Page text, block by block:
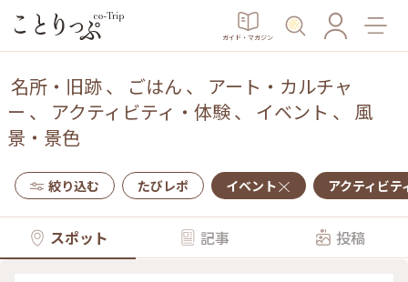
ガイド・マガジン
名所・旧跡、 ごはん 、 アート・カルチャ
ー 、 アクティビティ・体験、 イベント 、 風
景・景色
絞り込む たびレポ イベント アクティビテ
スポット 記事 投稿